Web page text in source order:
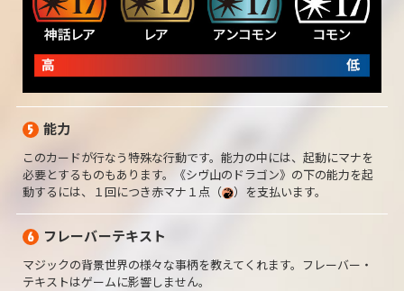
5 能力
このカードが行なう特殊な行動です。能力の中には、起動にマナを
必要とするものもあります。《シヴ山のドラゴン》の下の能力を起
動するには、１回につき赤マナ１点（
）を支払います。
6 フレーバーテキスト
マジックの背景世界の様々な事柄を教えてくれます。フレーバー・
テキストはゲームに影響しません。